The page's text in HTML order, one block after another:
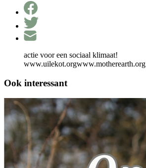
actie voor een sociaal klimaat!
www.uilekot.orgwww.motherearth.org
Ook interessant